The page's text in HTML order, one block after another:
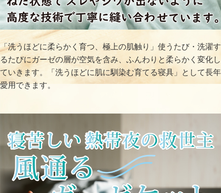
「洗うほどに柔らかく育つ、極上の肌触り」使うたび・洗濯す
るたびにガーゼの層が空気を含み、ふんわりと柔らかく変化し
ていきます。「洗うほどに肌に馴染む育てる寝具」として長年
愛用できます。